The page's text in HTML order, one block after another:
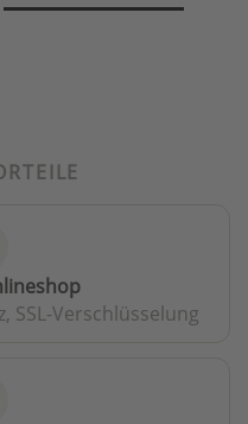
SSL-Verschlüsselung